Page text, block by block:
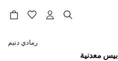
معدنية
رمادي دنيم